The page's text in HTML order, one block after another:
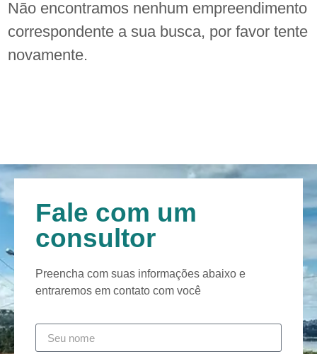
Não encontramos nenhum empreendimento
correspondente a sua busca, por favor tente
novamente.
Fale com um
consultor
Preencha com suas informações abaixo e
entraremos em contato com você